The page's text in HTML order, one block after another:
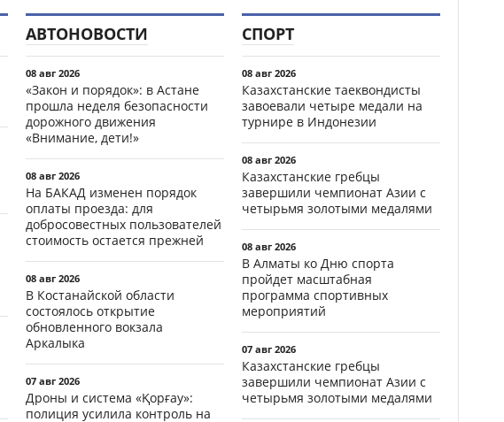
АВТОНОВОСТИ
08 авг 2026
«Закон и порядок»: в Астане
прошла неделя безопасности
дорожного движения
«Внимание, дети!»
08 авг 2026
На БАКАД изменен порядок
оплаты проезда: для
добросовестных пользователей
стоимость остается прежней
08 авг 2026
В Костанайской области
состоялось открытие
обновленного вокзала
Аркалыка
07 авг 2026
Дроны и система «Қорғау»:
полиция усилила контроль на
СПОРТ
08 авг 2026
Казахстанские таеквондисты
завоевали четыре медали на
турнире в Индонезии
08 авг 2026
Казахстанские гребцы
завершили чемпионат Азии с
четырьмя золотыми медалями
08 авг 2026
В Алматы ко Дню спорта
пройдет масштабная
программа спортивных
мероприятий
07 авг 2026
Казахстанские гребцы
завершили чемпионат Азии с
четырьмя золотыми медалями